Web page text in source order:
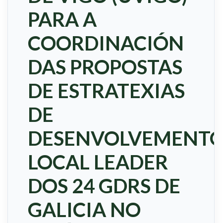
PARA A
COORDINACIÓN
DAS PROPOSTAS
DE ESTRATEXIAS
DE
LOCAL LEADER
DOS 24 GDRS DE
GALICIA NO